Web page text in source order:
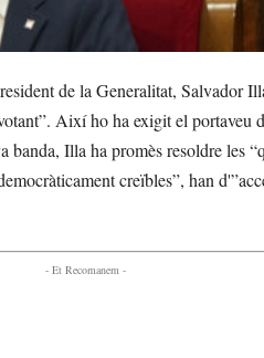
de la Generalitat, Salvador
Així ho ha exigit el portaveu
banda, Illa ha promès resoldre les
creïbles”, han
- Et Recomanem -